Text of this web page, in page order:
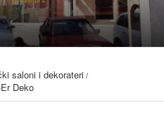
saloni i dekorateri
Deko